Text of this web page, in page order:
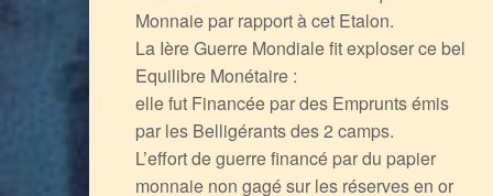
Monnaie par rapport à cet Etalon.
La Ière Guerre Mondiale fit exploser ce bel
Equilibre Monétaire :
elle fut Financée par des Emprunts émis
par les Belligérants des 2 camps.
L’effort de guerre financé par du papier
monnaie non gagé sur les réserves en or